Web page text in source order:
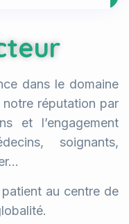
dans le domaine
réputation par
et l’engagement
soignants,
au centre de